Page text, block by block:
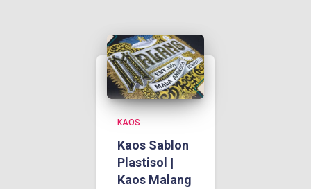
KAOS
Kaos Sablon
Plastisol |
Kaos Malang